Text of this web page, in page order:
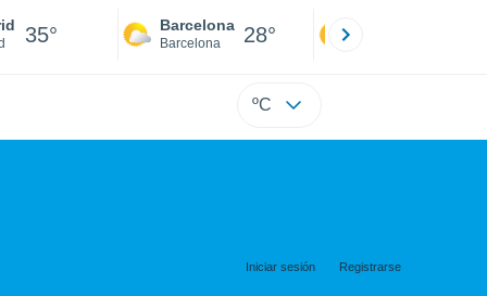
35° Barcelona
Barcelona 28°
ºC
Iniciar sesión Registrarse